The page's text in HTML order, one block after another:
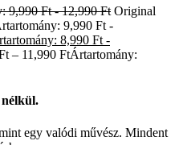
9,990 Ft - 12,990 Ft Original
9,990 Ft -
8,990 Ft -
– 11,990 FtÁrtartomány:
nélkül.
egy valódi művész. Mindent